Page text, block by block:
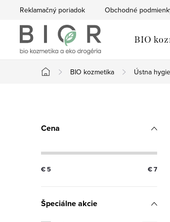
Reklamačný poriadok Obchodné
BIO
Domov
BIO kozmetika Ústna
o
č
n
p
Cena
€5 €7
Špeciálne akcie